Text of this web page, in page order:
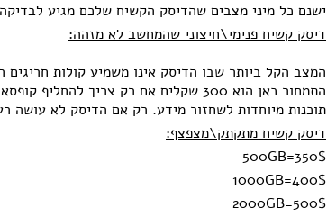
ישנם כל מיני מצבים שהדיסק הקשיח שלכם מגיע
דיסק קשיח פנימי\חיצוני שהמחשב לא מזהה:
המצב הקל ביותר שבו הדיסק אינו משמיע קולות
תוכנות מיוחדות לשחזור מידע. רק אם הדיסק לא עושה
דיסק קשיח מתקתק\מצפצף:
500GB=350$
1000GB=400$
2000GB=500$